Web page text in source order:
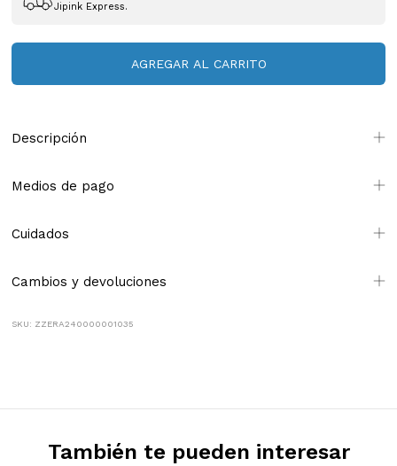
Jipink Express.
Descripción
Medios de pago
Cuidados
Cambios y devoluciones
SKU: ZZERA240000001035
También te pueden interesar